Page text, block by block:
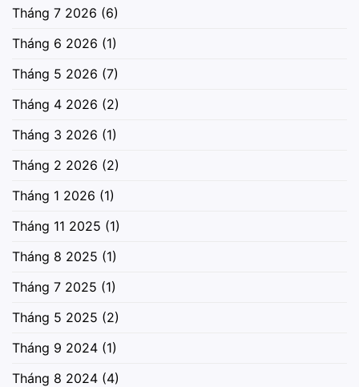
Tháng 7 2026 (6)
Tháng 6 2026 (1)
Tháng 5 2026 (7)
Tháng 4 2026 (2)
Tháng 3 2026 (1)
Tháng 2 2026 (2)
Tháng 1 2026 (1)
Tháng 11 2025 (1)
Tháng 8 2025 (1)
Tháng 7 2025 (1)
Tháng 5 2025 (2)
Tháng 9 2024 (1)
Tháng 8 2024 (4)